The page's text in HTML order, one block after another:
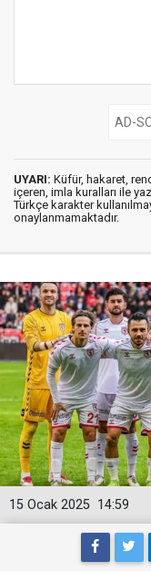
UYARI: Küfür, hakaret,
içeren, imla kuralları ile
Türkçe karakter
onaylanmamaktadır.
14:59
15 Ocak 2025